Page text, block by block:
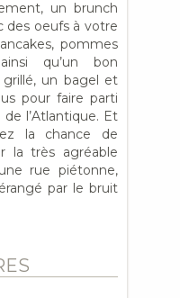
un brunch
des oeufs à votre
pommes
qu’un bon
un bagel et
pour faire parti
l’Atlantique. Et
la chance de
la très agréable
rue piétonne,
par le bruit